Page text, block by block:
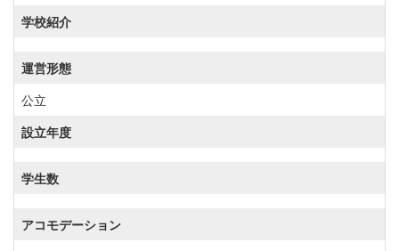
学校紹介
運営形態
公立
設立年度
学生数
アコモデーション